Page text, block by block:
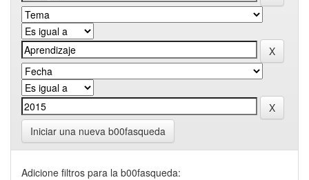
Iniciar una nueva b00fasqueda
Adicione filtros para la b00fasqueda: